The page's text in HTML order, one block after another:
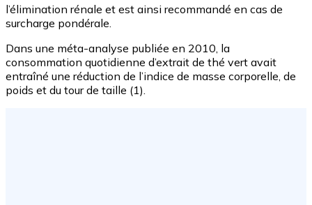
l’élimination rénale et est ainsi recommandé en cas de
surcharge pondérale.
Dans une méta-analyse publiée en 2010, la
consommation quotidienne d’extrait de thé vert avait
entraîné une réduction de l’indice de masse corporelle, de
poids et du tour de taille (1).